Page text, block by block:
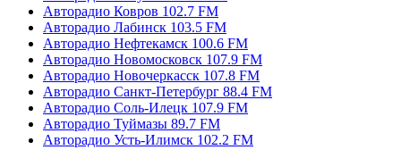
Авторадио Ковров 102.7 FM
Авторадио Лабинск 103.5 FM
Авторадио Нефтекамск 100.6 FM
Авторадио Новомосковск 107.9 FM
Авторадио Новочеркасск 107.8 FM
Авторадио Санкт-Петербург 88.4 FM
Авторадио Соль-Илецк 107.9 FM
Авторадио Туймазы 89.7 FM
Авторадио Усть-Илимск 102.2 FM